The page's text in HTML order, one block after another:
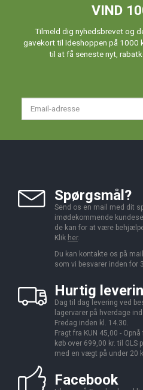
VIND
Tilmeld dig nyhedsbrevet og
gavekort til Ideshoppen på 1000
til at få seneste nyt,
Spørgsmål?
Send os en mail med dit
imødekommende
de kan for at være
Klik her.
Du kan kontakte os på
som vi besvarer inden for
Hurtig
Dag til dag levering ved
lagervarer på hverdage
Fredag inden kl. 14.30.
Fragt fra KUN 45,00 -
køb over 699,00 kr. til GLS
med en vægt på under 20
Facebook